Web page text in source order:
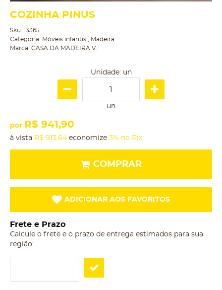
COZINHA PINUS
Sku: 13365
Categoria: Móveis infantis
Madeira
Marca: CASA DA MADEIRA V.
Unidade: un
un
por R$ 941,90
à vista R$ 913,64 economize 3% no Pix
COMPRAR
ADICIONAR AOS FAVORITOS
Frete e Prazo
Calcule o frete e o prazo de entrega estimados para sua
região: